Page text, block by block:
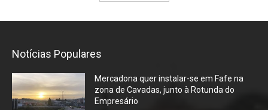
Notícias Populares
Mercadona quer instalar-se em Fafe na
zona de Cavadas, junto à Rotunda do
Empresário